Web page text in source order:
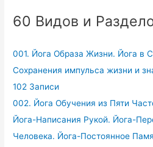
60 Видов и
001. Йога Образа Жизни. Йога в
Сохранения импульса жизни и
102 Записи
002. Йога Обучения из Пяти
Йога-Написания Рукой. Йога-
Человека. Йога-Постоянное